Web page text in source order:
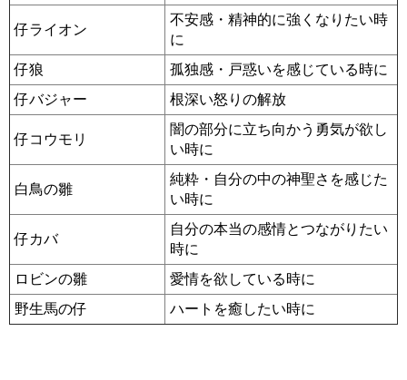
仔ライオン
不安感・精神的に強くなりたい時
に
仔狼
孤独感・戸惑いを感じている時に
仔バジャー
根深い怒りの解放
仔コウモリ
闇の部分に立ち向かう勇気が欲し
い時に
白鳥の雛
純粋・自分の中の神聖さを感じた
い時に
仔カバ
自分の本当の感情とつながりたい
時に
ロビンの雛
愛情を欲している時に
野生馬の仔
ハートを癒したい時に